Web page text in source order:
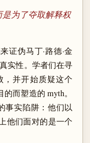
为了夺取解释权
证伪马丁·路德·金
实性。学者们在寻
，并开始质疑这个
而塑造的 myth。
事实陷阱：他们以
他们面对的是一个